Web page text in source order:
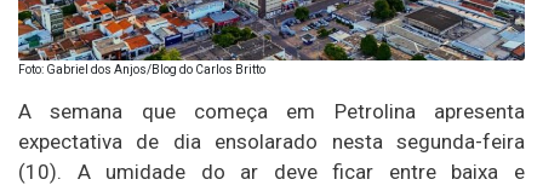
Foto: Gabriel dos Anjos/Blog do Carlos Britto
A semana que começa em Petrolina apresenta
expectativa de dia ensolarado nesta segunda-feira
(10). A umidade do ar deve ficar entre baixa e